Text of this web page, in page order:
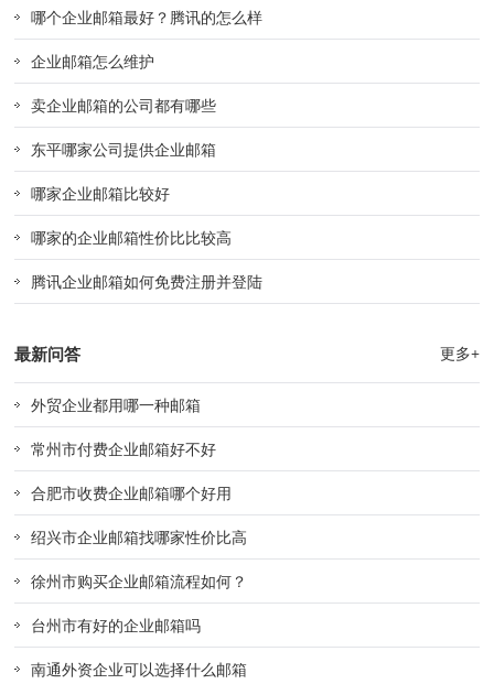
哪个企业邮箱最好？腾讯的怎么样
企业邮箱怎么维护
卖企业邮箱的公司都有哪些
东平哪家公司提供企业邮箱
哪家企业邮箱比较好
哪家的企业邮箱性价比比较高
腾讯企业邮箱如何免费注册并登陆
最新问答 更多+
外贸企业都用哪一种邮箱
常州市付费企业邮箱好不好
合肥市收费企业邮箱哪个好用
绍兴市企业邮箱找哪家性价比高
徐州市购买企业邮箱流程如何？
台州市有好的企业邮箱吗
南通外资企业可以选择什么邮箱